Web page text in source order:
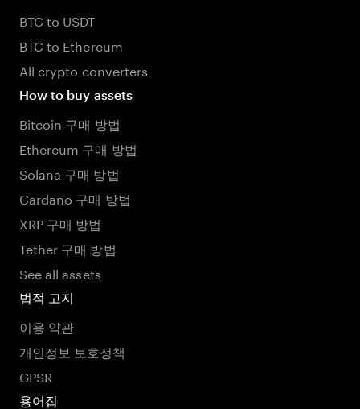
BTC to USDT
BTC to Ethereum
All crypto converters
How to buy assets
Bitcoin 구매 방법
Ethereum 구매 방법
Solana 구매 방법
Cardano 구매 방법
XRP 구매 방법
Tether 구매 방법
See all assets
법적 고지
이용 약관
개인정보 보호정책
GPSR
용어집